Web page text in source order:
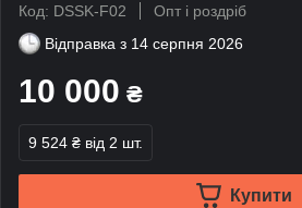
Код: DSSK-F02
Опт і роздріб
Відправка з 14 серпня 2026
10 000 ₴
9 524 ₴ від 2 шт.
Купити